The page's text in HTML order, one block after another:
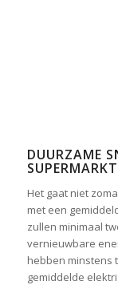
DUURZAME
Het gaat niet
met een
zullen minimaal
vernieuwbare
hebben minstens
gemiddelde